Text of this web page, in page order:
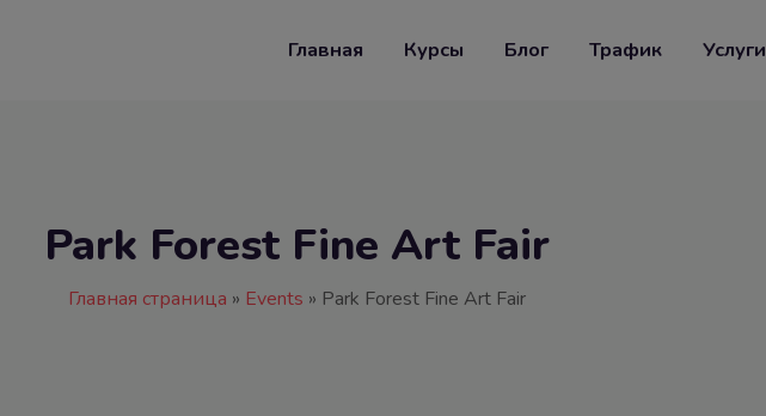
Главная Курсы Блог Трафик Услуги
Park Forest Fine Art Fair
Главная страница » Events » Park Forest Fine Art Fair